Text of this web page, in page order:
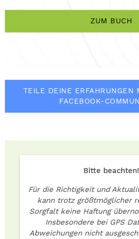
ZUM BUCH
TEILE DEINE ERFAHRUNGEN
FACEBOOK-
Bitte beachten!
Für die Richtigkeit und
kann trotz größtmöglicher
Sorgfalt keine Haftung
Insbesondere bei GPS
Abweichungen nicht